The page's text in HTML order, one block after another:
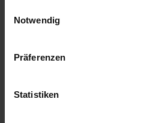
Notwendig
Präferenzen
Statistiken
Zetra Lamelle 80 Z -
verbesserter Abdunkelung